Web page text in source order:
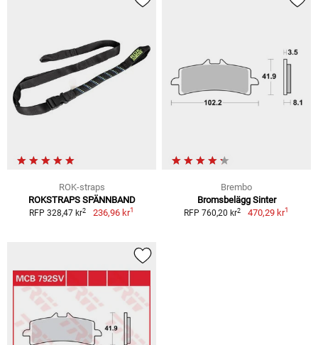
ROK-straps
ROKSTRAPS SPÄNNBAND
RFP 328,47 kr2 236,96 kr1
Brembo
Bromsbelägg Sinter
RFP 760,20 kr2 470,29 kr1